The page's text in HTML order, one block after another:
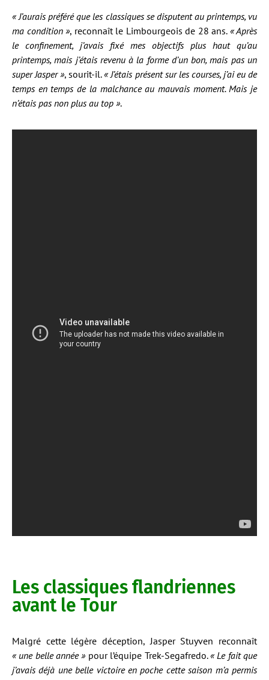
« J’aurais préféré que les classiques se disputent au printemps, vu
ma condition », reconnaît le Limbourgeois de 28 ans. « Après
le confinement, j’avais fixé mes objectifs plus haut qu’au
printemps, mais j’étais revenu à la forme d’un bon, mais pas un
super Jasper », sourit-il.« J’étais présent sur les courses, j’ai eu de
temps en temps de la malchance au mauvais moment. Mais je
n’étais pas non plus au top ».
Les classiques flandriennes
avant le Tour
Malgré cette légère déception, Jasper Stuyven reconnaît
« une belle année » pour l’équipe Trek-Segafredo.« Le fait que
j’avais déjà une belle victoire en poche cette saison m’a permis